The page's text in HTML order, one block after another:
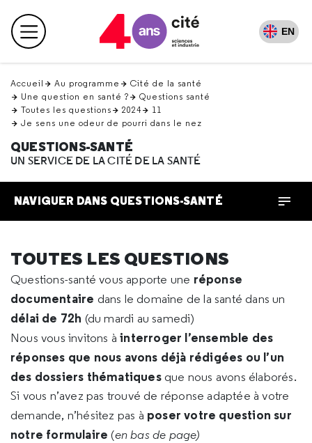
en
haut Menu principal EN
Accueil Au programme
Cité de la santé
Une question en santé ?
Questions santé
Toutes les questions
2024
11
Je sens une odeur de pourri dans le nez
QUESTIONS-SANTÉ
UN SERVICE DE LA CITÉ DE LA SANTÉ
NAVIGUER DANS QUESTIONS-SANTÉ
TOUTES LES QUESTIONS
Questions-santé vous apporte une réponse
documentaire dans le domaine de la santé dans un
délai de 72h (du mardi au samedi)
Nous vous invitons àinterroger l’ensemble des
réponses que nous avons déjà rédigées ou l’un
des dossiers thématiques que nous avons élaborés.
Si vous n’avez pas trouvé de réponse adaptée à votre
demande, n’hésitez pas à poser votre question sur
notre formulaire (en bas de page)